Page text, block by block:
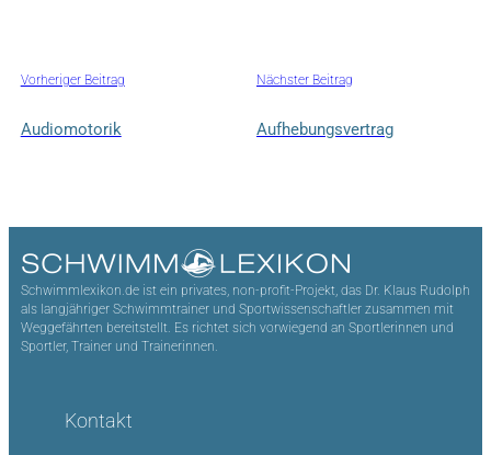
Vorheriger Beitrag
Audiomotorik
Nächster Beitrag
Aufhebungsvertrag
Schwimmlexikon.de ist ein privates, non-profit-Projekt, das Dr. Klaus Rudolph
als langjähriger Schwimmtrainer und Sportwissenschaftler zusammen mit
Weggefährten bereitstellt. Es richtet sich vorwiegend an Sportlerinnen und
Sportler, Trainer und Trainerinnen.
Kontakt